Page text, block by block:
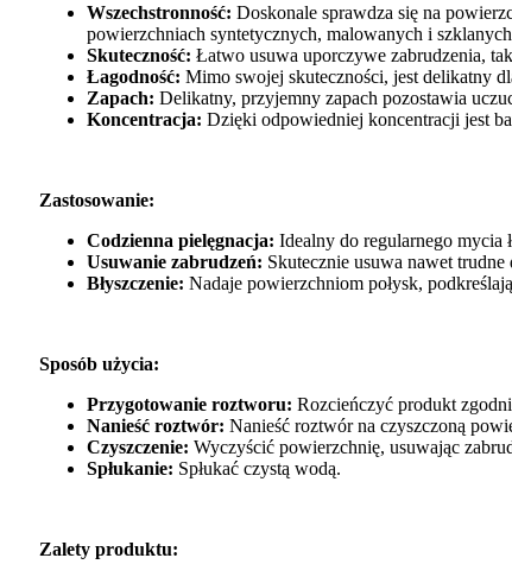
Wszechstronność: Doskonale sprawdza się na
powierzchniach syntetycznych, malowanych i
Skuteczność: Łatwo usuwa uporczywe zabrudzenia,
Łagodność: Mimo swojej skuteczności, jest delikatny
Zapach: Delikatny, przyjemny zapach pozostawia
Koncentracja: Dzięki odpowiedniej koncentracji jest
Zastosowanie:
Codzienna pielęgnacja: Idealny do regularnego mycia
Usuwanie zabrudzeń: Skutecznie usuwa nawet trudne
Błyszczenie: Nadaje powierzchniom połysk,
Sposób użycia:
Przygotowanie roztworu: Rozcieńczyć produkt
Nanieść roztwór: Nanieść roztwór na czyszczoną
Czyszczenie: Wyczyścić powierzchnię, usuwając
Spłukanie: Spłukać czystą wodą.
Zalety produktu: